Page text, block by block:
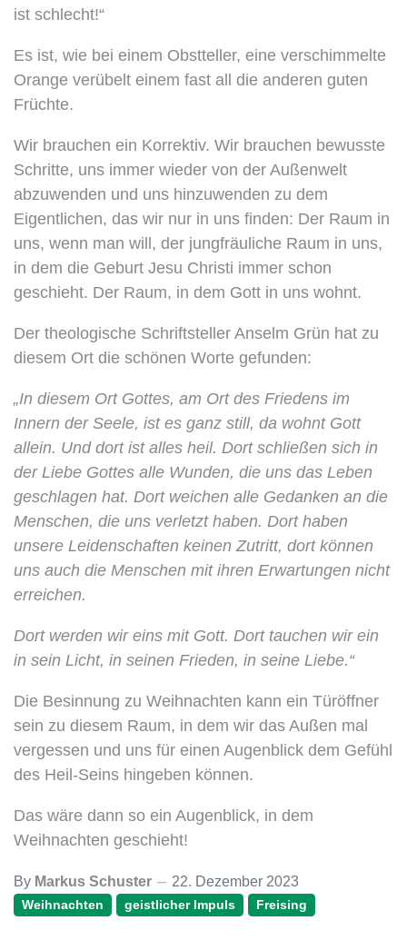
ist schlecht!“
Es ist, wie bei einem Obstteller, eine verschimmelte
Orange verübelt einem fast all die anderen guten
Früchte.
Wir brauchen ein Korrektiv. Wir brauchen bewusste
Schritte, uns immer wieder von der Außenwelt
abzuwenden und uns hinzuwenden zu dem
Eigentlichen, das wir nur in uns finden: Der Raum in
uns, wenn man will, der jungfräuliche Raum in uns,
in dem die Geburt Jesu Christi immer schon
geschieht. Der Raum, in dem Gott in uns wohnt.
Der theologische Schriftsteller Anselm Grün hat zu
diesem Ort die schönen Worte gefunden:
„In diesem Ort Gottes, am Ort des Friedens im
Innern der Seele, ist es ganz still, da wohnt Gott
allein. Und dort ist alles heil. Dort schließen sich in
der Liebe Gottes alle Wunden, die uns das Leben
geschlagen hat. Dort weichen alle Gedanken an die
Menschen, die uns verletzt haben. Dort haben
unsere Leidenschaften keinen Zutritt, dort können
uns auch die Menschen mit ihren Erwartungen nicht
erreichen.
Dort werden wir eins mit Gott. Dort tauchen wir ein
in sein Licht, in seinen Frieden, in seine Liebe.“
Die Besinnung zu Weihnachten kann ein Türöffner
sein zu diesem Raum, in dem wir das Außen mal
vergessen und uns für einen Augenblick dem Gefühl
des Heil-Seins hingeben können.
Das wäre dann so ein Augenblick, in dem
Weihnachten geschieht!
By Markus Schuster 22. Dezember 2023
Weihnachten geistlicher Impuls Freising